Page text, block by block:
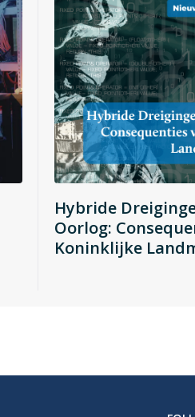
Hybride
Oorlog:
Koninklijke